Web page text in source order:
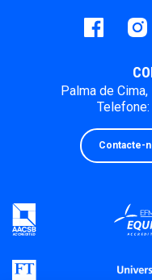
Facebook
Palma de
Contacte-